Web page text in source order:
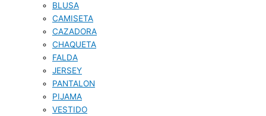
BLUSA
CAMISETA
CAZADORA
CHAQUETA
FALDA
JERSEY
PANTALON
PIJAMA
VESTIDO